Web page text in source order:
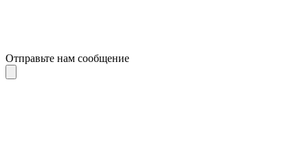
Отправьте нам сообщение